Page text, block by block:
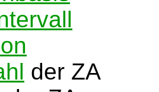
der ZA